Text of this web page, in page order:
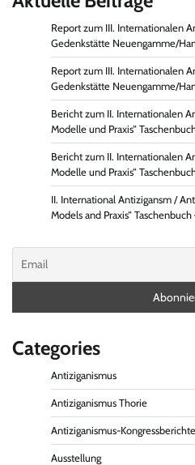
Report zum III. Internationalen
Gedenkstätte Neuengamme/
Report zum III. Internationalen
Gedenkstätte Neuengamme/
Bericht zum II. Internationalen
Modelle und Praxis“
Bericht zum II. Internationalen
Modelle und Praxis“
II. International Antizigansm /
Models and Praxis“
Categories
Antiziganismus
Antiziganismus Thorie
Antiziganismus-Kongressberichte
Ausstellung